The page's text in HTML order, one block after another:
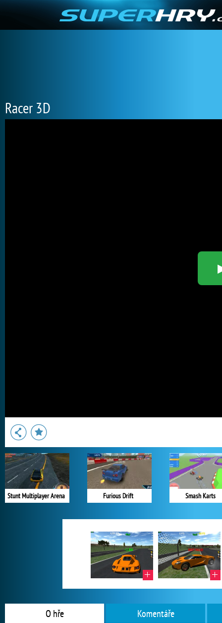
Racer 3D
Stunt Multiplayer Arena Furious Drift Smash Karts
O hře Komentáře